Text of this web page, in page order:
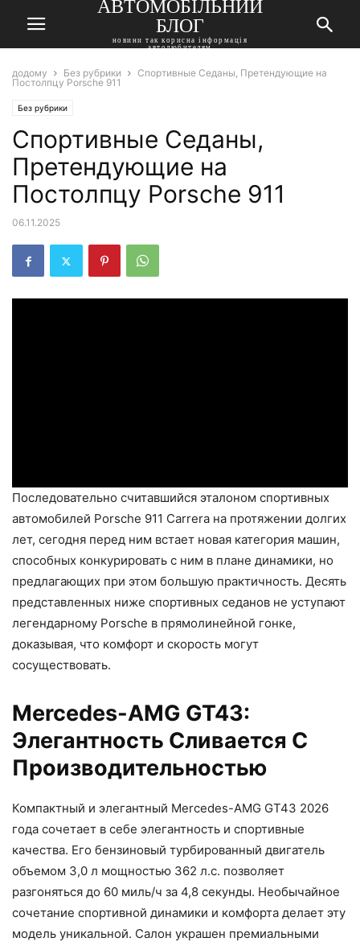
АВТОМОБІЛЬНИЙ
БЛОГ
новини так корисна інформація
автолюбителям
додому Без рубрики
Спортивные Седаны, Претендующие на
Постолпцу Porsche 911
Без рубрики
Спортивные Седаны,
Претендующие на
Постолпцу Porsche 911
06.11.2025
Последовательно считавшийся эталоном спортивных
автомобилей Porsche 911 Carrera на протяжении долгих
лет, сегодня перед ним встает новая категория машин,
способных конкурировать с ним в плане динамики, но
предлагающих при этом большую практичность. Десять
представленных ниже спортивных седанов не уступают
легендарному Porsche в прямолинейной гонке,
доказывая, что комфорт и скорость могут
сосуществовать.
Mercedes-AMG GT43:
Элегантность Сливается С
Производительностью
Компактный и элегантный Mercedes-AMG GT43 2026
года сочетает в себе элегантность и спортивные
качества. Его бензиновый турбированный двигатель
объемом 3,0 л мощностью 362 л.с. позволяет
разгоняться до 60 миль/ч за 4,8 секунды. Необычайное
сочетание спортивной динамики и комфорта делает эту
модель уникальной. Салон украшен премиальными